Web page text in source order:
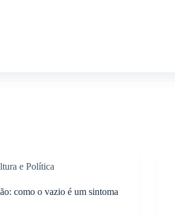
e Política
como o vazio é um sintoma